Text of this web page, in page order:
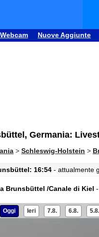
Nuove Aggiunte
Germania:
> Schleswig-Holstein >
16:54 - attualmente
Brunsbüttel /Canale di Kiel
Oggi Ieri 7.8. 6.8. 5.8.